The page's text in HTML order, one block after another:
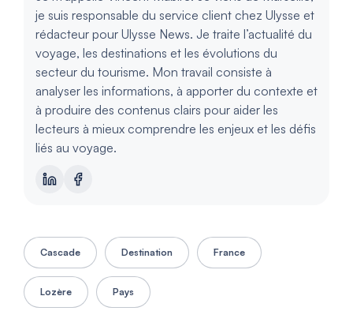
je suis responsable du service client chez Ulysse et
rédacteur pour Ulysse News. Je traite l’actualité du
voyage, les destinations et les évolutions du
secteur du tourisme. Mon travail consiste à
analyser les informations, à apporter du contexte et
à produire des contenus clairs pour aider les
lecteurs à mieux comprendre les enjeux et les défis
liés au voyage.
Cascade Destination France
Lozère Pays